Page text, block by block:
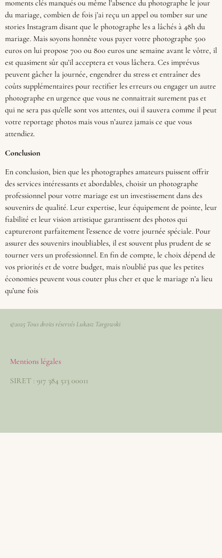
moments clés manqués ou même l’absence du photographe le jour
du mariage, combien de fois j’ai reçu un appel ou tomber sur une
stories Instagram disant que le photographe les a lâchés à 48h du
mariage. Mais soyons honnête vous payer votre photographe 500
euros on lui propose 700 ou 800 euros une semaine avant le vôtre, il
est quasiment sûr qu’il acceptera et vous lâchera. Ces imprévus
peuvent gâcher la journée, engendrer du stress et entraîner des
coûts supplémentaires pour rectifier les erreurs ou engager un autre
photographe en urgence que vous ne connaitrait surement pas et
qui ne sera pas qu’elle sont vos attentes, oui il sauvera comme il peut
votre reportage photos mais vous n’aurez jamais ce que vous
attendiez.
Conclusion
En conclusion, bien que les photographes amateurs puissent offrir
des services intéressants et abordables, choisir un photographe
professionnel pour votre mariage est un investissement dans des
souvenirs de qualité. Leur expertise, leur équipement de pointe, leur
fiabilité et leur vision artistique garantissent des photos qui
captureront parfaitement l’essence de votre journée spéciale. Pour
assurer des souvenirs inoubliables, il est souvent plus prudent de se
tourner vers un professionnel. En fin de compte, le choix dépend de
vos priorités et de votre budget, mais n’oublié pas que les petites
économies peuvent vous couter plus cher et que le mariage n’a lieu
qu’une fois
©2025 Tous droits réservés Lukasz Targowski
Mentions légales
SIRET : 917 384 513 00011